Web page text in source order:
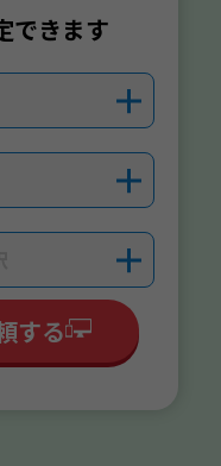
できます
＋
＋
＋
する